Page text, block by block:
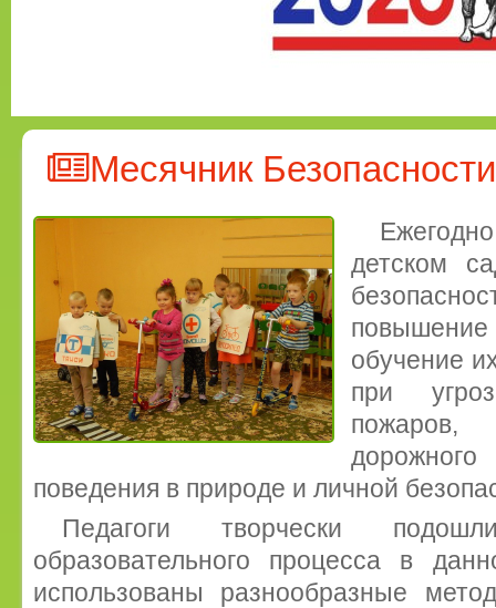
Месячник
детском
обучение
при
пожаров,
поведения в природе и личной
Педагоги творчески
образовательного процесса в
использованы разнообразные